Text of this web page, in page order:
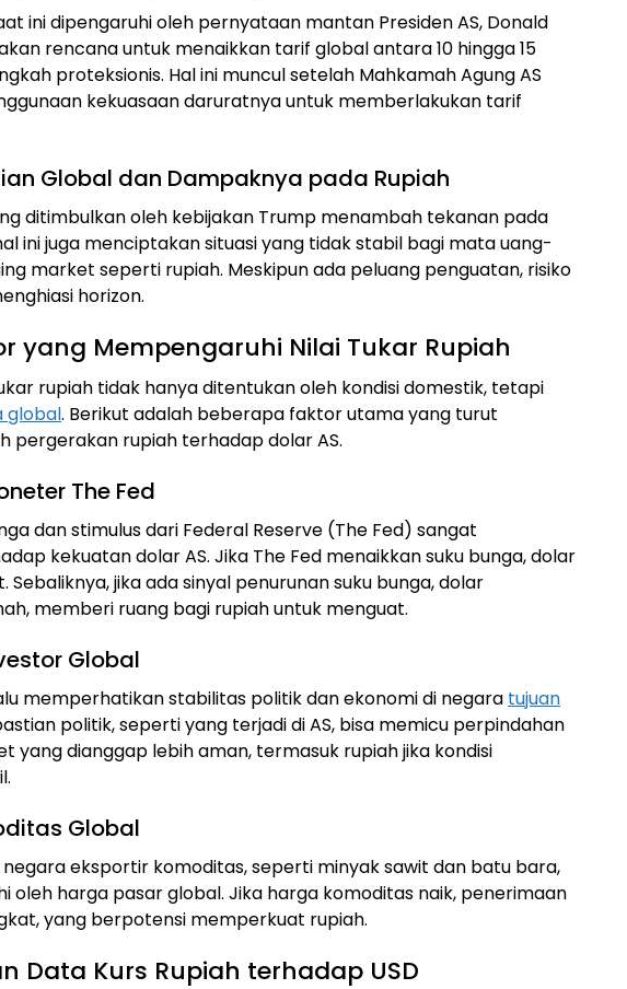
ini dipengaruhi oleh pernyataan mantan Presiden AS, Donald
rencana untuk menaikkan tarif global antara 10 hingga 15
proteksionis. Hal ini muncul setelah Mahkamah Agung AS
kekuasaan daruratnya untuk memberlakukan tarif
Global dan Dampaknya pada Rupiah
ditimbulkan oleh kebijakan Trump menambah tekanan pada
ini juga menciptakan situasi yang tidak stabil bagi mata uang-
market seperti rupiah. Meskipun ada peluang penguatan, risiko
horizon.
yang Mempengaruhi Nilai Tukar Rupiah
rupiah tidak hanya ditentukan oleh kondisi domestik, tetapi
global. Berikut adalah beberapa faktor utama yang turut
pergerakan rupiah terhadap dolar AS.
The Fed
dan stimulus dari Federal Reserve (The Fed) sangat
kekuatan dolar AS. Jika The Fed menaikkan suku bunga, dolar
Sebaliknya, jika ada sinyal penurunan suku bunga, dolar
memberi ruang bagi rupiah untuk menguat.
Global
memperhatikan stabilitas politik dan ekonomi di negara tujuan
politik, seperti yang terjadi di AS, bisa memicu perpindahan
yang dianggap lebih aman, termasuk rupiah jika kondisi
Global
negara eksportir komoditas, seperti minyak sawit dan batu bara,
oleh harga pasar global. Jika harga komoditas naik, penerimaan
yang berpotensi memperkuat rupiah.
Data Kurs Rupiah terhadap USD